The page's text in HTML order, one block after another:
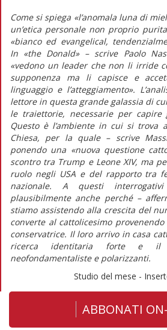
Come si spiega «l’anomala luna di
un’etica personale non proprio
«bianco ed evangelical,
In «the Donald»– scrive Paolo
«vedono un leader che non li irride
supponenza ma li capisce e
linguaggio e l’atteggiamento».
lettore in questa grande galassia di
le traiettorie, necessarie per
Questo è l’ambiente in cui si trova
Chiesa, per la quale – scrive
ponendo una «nuova questione
scontro tra Trump e Leone XIV, ma
ruolo negli USA e del rapporto tra
nazionale. A questi
plausibilmente anche perché –
stiamo assistendo alla crescita del
converte al cattolicesimo provenendo
conservatrice. Il loro arrivo in casa
ricerca identitaria forte e
neofondamentaliste e polarizzanti.
Studio del mese -
ABBONATI